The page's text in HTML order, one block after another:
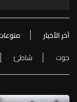
آخر الأخبار
حوت
شاطئ